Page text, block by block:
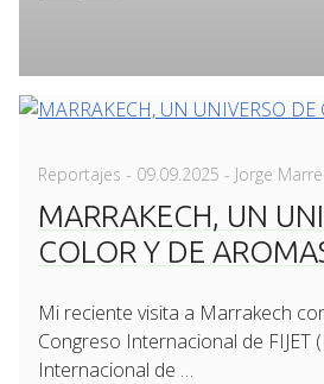
Reportajes - Posted
09.09.2025 - Jorge
MARRAKECH, UN
COLOR Y DE
Mi reciente visita a Marrakech
Congreso Internacional de FIJET
Internacional de …